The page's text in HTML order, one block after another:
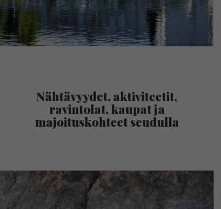
Nähtävyydet, aktiviteetit,
ravintolat, kaupat ja
majoituskohteet seudulla